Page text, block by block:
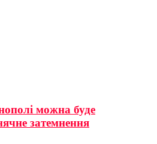
можна буде
затемнення